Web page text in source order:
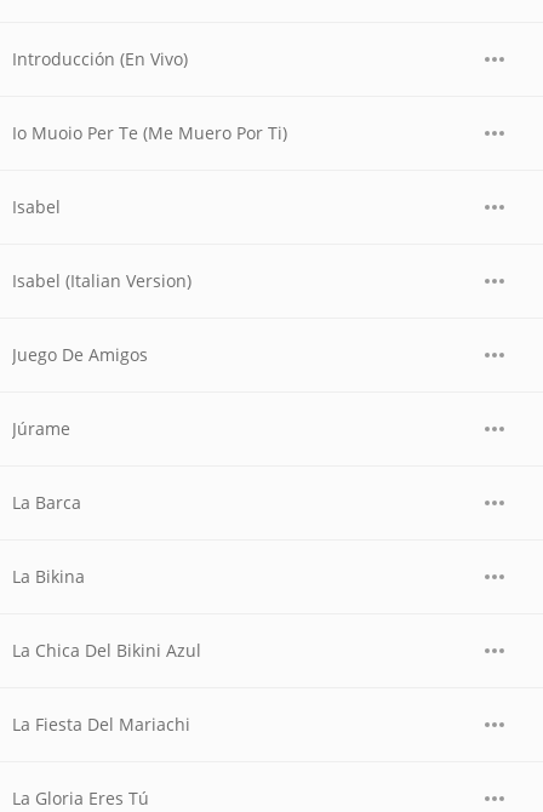
Introducción (En Vivo)
Io Muoio Per Te (Me Muero Por Ti)
Isabel
Isabel (Italian Version)
Juego De Amigos
Júrame
La Barca
La Bikina
La Chica Del Bikini Azul
La Fiesta Del Mariachi
La Gloria Eres Tú